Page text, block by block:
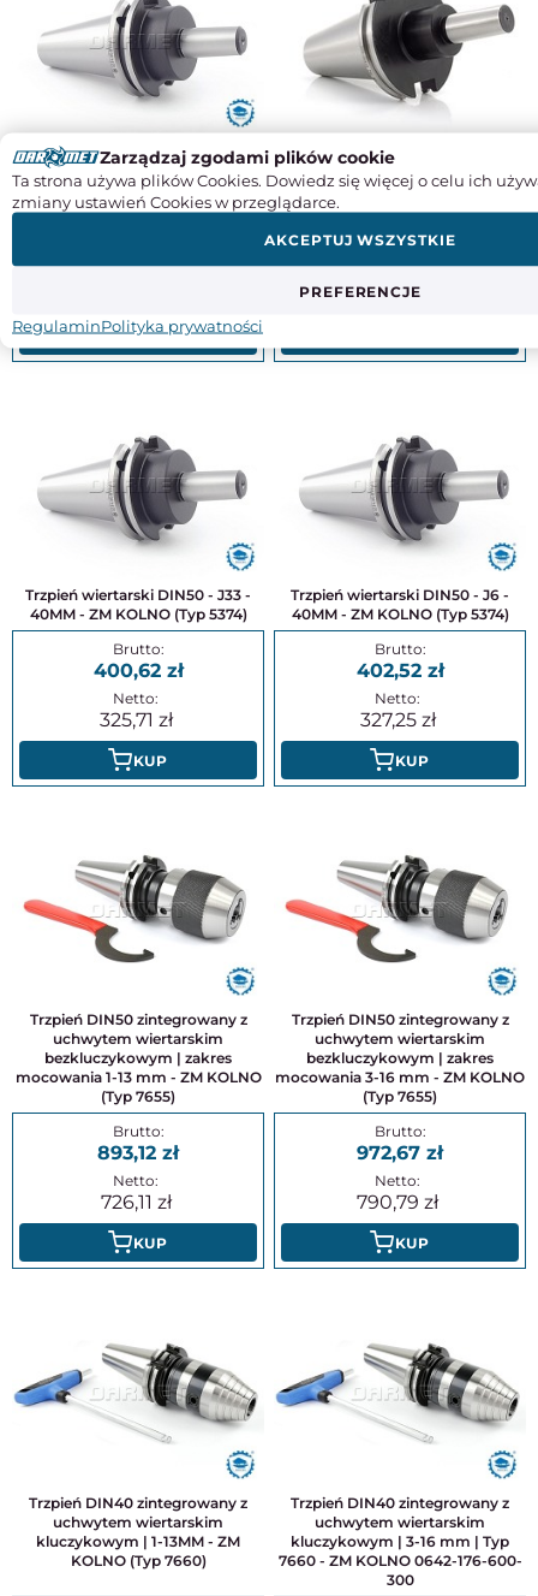
Trzpień wiertarski DIN50 - B18 -
90MM - ZM KOLNO (Typ 5374)
KUP
Trzpień wiertarski do uchwytów
DARMET (DM-382)
85,69
69,67
Trzpień wiertarski DIN50 - J33 -
40MM - ZM KOLNO (Typ 5374)
400,62
325,71
KUP
Trzpień wiertarski DIN50 - J6 -
40MM - ZM KOLNO (Typ 5374)
402,52
327,25
KUP
Trzpień DIN50 zintegrowany z
uchwytem wiertarskim
bezkluczykowym | zakres
mocowania 1-13 mm - ZM KOLNO
(Typ 7655)
893,12
726,11
KUP
Trzpień DIN50 zintegrowany z
uchwytem wiertarskim
bezkluczykowym | zakres
mocowania 3-16 mm - ZM KOLNO
(Typ 7655)
972,67
790,79
KUP
Trzpień DIN40 zintegrowany z
uchwytem wiertarskim
kluczykowym | 1-13MM - ZM
KOLNO (Typ 7660)
Trzpień DIN40 zintegrowany z
uchwytem wiertarskim
kluczykowym | 3-16 mm | Typ
7660 - ZM KOLNO 0642-176-600-
300
Zarządzaj zgodami plików cookie
Ta strona używa plików Cookies. Dowiedz się więcej o celu ich
zmiany ustawień Cookies w przeglądarce.
PREFERENCJE
AKCEPTUJ WSZYSTKIE
RegulaminPolityka prywatności